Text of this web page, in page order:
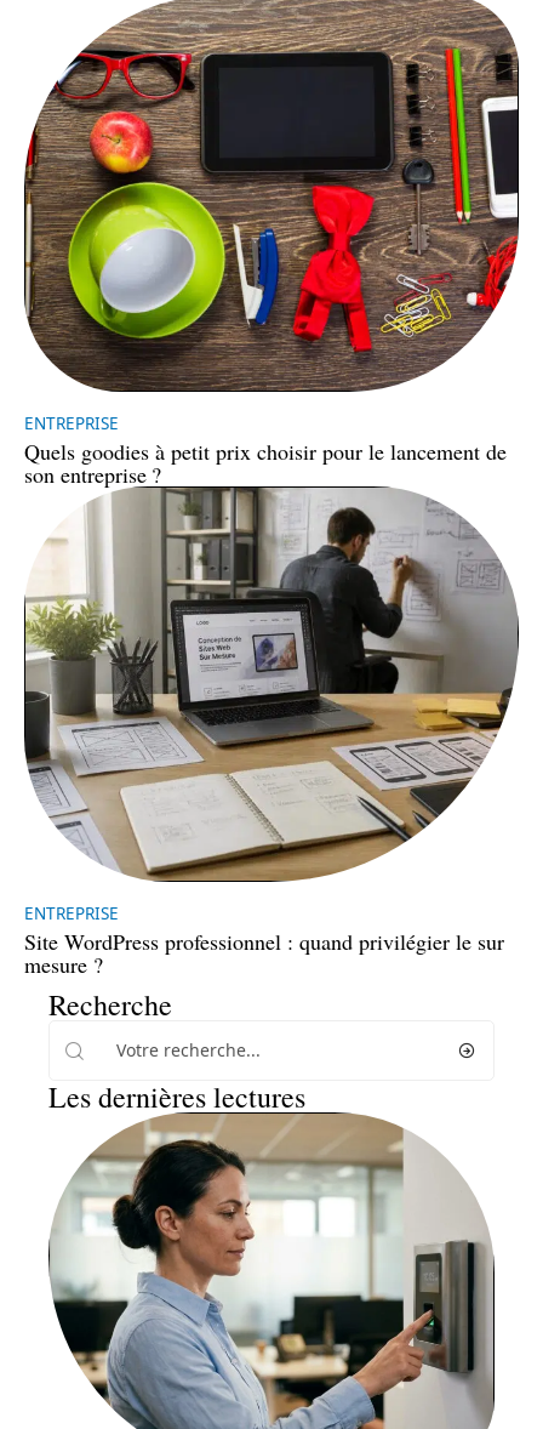
ENTREPRISE
Quels goodies à petit prix choisir pour le lancement de
son entreprise ?
ENTREPRISE
Site WordPress professionnel : quand privilégier le sur
mesure ?
Recherche
Les dernières lectures